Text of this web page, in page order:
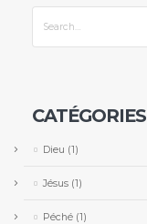
CATÉGORIES
Dieu (1)
Jésus(1)
Péché(1)